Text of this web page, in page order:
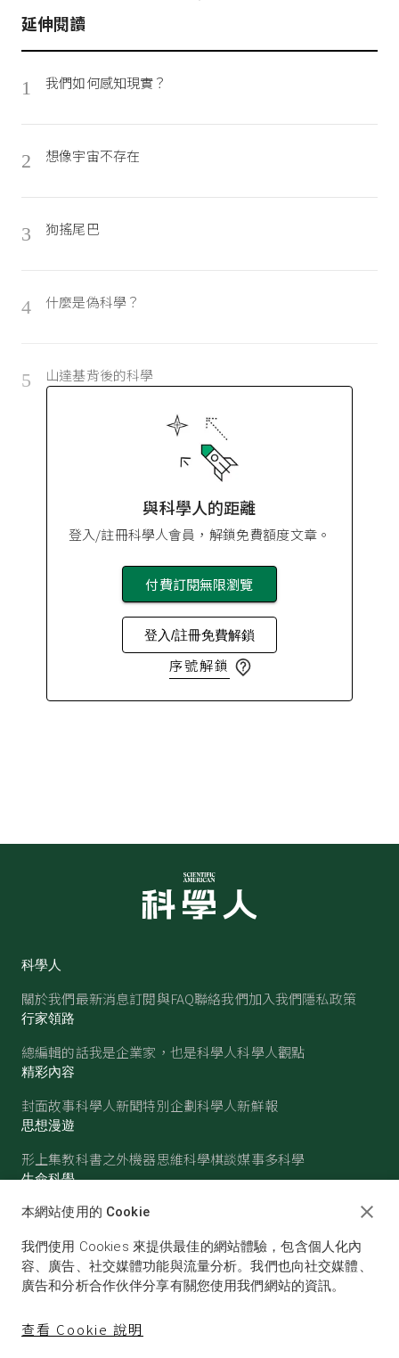
延伸閱讀
1 我們如何感知現實？
2 想像宇宙不存在
3 狗搖尾巴
4 什麼是偽科學？
5 山達基背後的科學
與科學人的距離
登入/註冊科學人會員，解鎖免費額度文章。
付費訂閱無限瀏覽
登入/註冊免費解鎖
序號解鎖
科學人
關於我們最新消息訂閱與FAQ聯絡我們加入我們隱私政策
行家領路
總編輯的話我是企業家，也是科學人科學人觀點
精彩內容
封面故事科學人新聞特別企劃科學人新鮮報
思想漫遊
形上集教科書之外機器思維科學棋談媒事多科學
生命科學
醫學古生物心理學生態學
物理 化學地球科學天文
本網站使用的 Cookie
我們使用 Cookies 來提供最佳的網站體驗，包含個人化內
容、廣告、社交媒體功能與流量分析。我們也向社交媒體、
廣告和分析合作伙伴分享有關您使用我們網站的資訊。
查看 Cookie 說明